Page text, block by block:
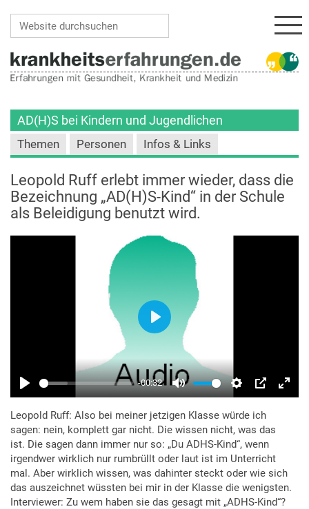
AD(H)S bei Kindern und Jugendlichen
Themen Personen Infos & Links
Leopold Ruff erlebt immer wieder, dass die
Bezeichnung „AD(H)S-Kind“ in der Schule
als Beleidigung benutzt wird.
Leopold Ruff: Also bei meiner jetzigen Klasse würde ich
sagen: nein, komplett gar nicht. Die wissen nicht, was das
ist. Die sagen dann immer nur so: „Du ADHS-Kind“, wenn
irgendwer wirklich nur rumbrüllt oder laut ist im Unterricht
mal. Aber wirklich wissen, was dahinter steckt oder wie sich
das auszeichnet wüssten bei mir in der Klasse die wenigsten.
Interviewer: Zu wem haben sie das gesagt mit „ADHS-Kind“?